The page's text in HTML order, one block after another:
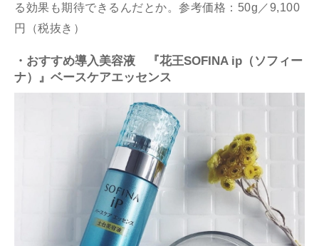
る効果も期待できるんだとか。参考価格：50g／9,100
円（税抜き）
・おすすめ導入美容液 『花王SOFINA ip（ソフィー
ナ）』ベースケアエッセンス